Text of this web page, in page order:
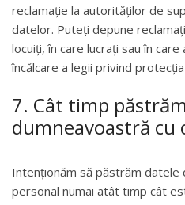
reclamație la autorităților de
datelor. Puteți depune
locuiți, în care lucrați sau în
încălcare a legii privind
7. Cât timp
dumneavoastră cu
Intenționăm să păstrăm datele
personal numai atât timp cât